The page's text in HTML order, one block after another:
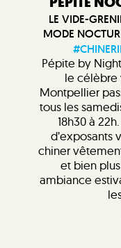
LE VIDE-
MODE
Pépite by
le célèbre
Montpellier
tous les
18h30 à
d’exposants
chiner
et bien
ambiance